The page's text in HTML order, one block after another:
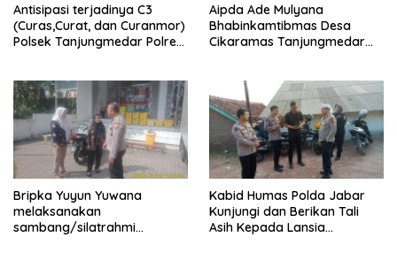
Antisipasi terjadinya C3
(Curas,Curat, dan Curanmor)
Polsek Tanjungmedar Polres
hari
Aipda Ade Mulyana
Bhabinkamtibmas Desa
Cikaramas Tanjungmedar
sambang/silatrahmi
kamtibmas
Bripka Yuyun Yuwana
melaksanakan
sambang/silatrahmi
Kabid Humas Polda Jabar
Kunjungi dan Berikan Tali
Asih Kepada Lansia